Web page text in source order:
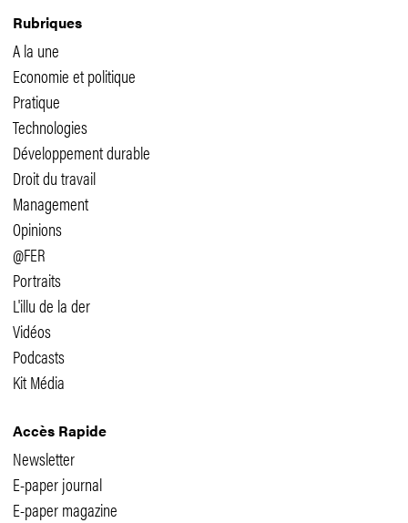
Rubriques
A la une
Economie et politique
Pratique
Technologies
Développement durable
Droit du travail
Management
Opinions
@FER
Portraits
L'illu de la der
Vidéos
Podcasts
Kit Média
Accès Rapide
Newsletter
E-paper journal
E-paper magazine